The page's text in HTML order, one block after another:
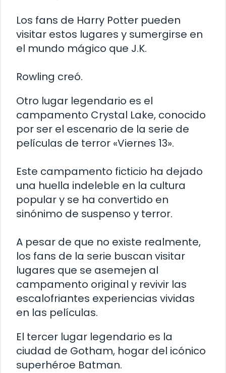
Los fans de Harry Potter pueden
visitar estos lugares y sumergirse en
el mundo mágico que J.K.
Rowling creó.
Otro lugar legendario es el
campamento Crystal Lake, conocido
por ser el escenario de la serie de
películas de terror «Viernes 13».
Este campamento ficticio ha dejado
una huella indeleble en la cultura
popular y se ha convertido en
sinónimo de suspenso y terror.
A pesar de que no existe realmente,
los fans de la serie buscan visitar
lugares que se asemejen al
campamento original y revivir las
escalofriantes experiencias vividas
en las películas.
El tercer lugar legendario es la
ciudad de Gotham, hogar del icónico
superhéroe Batman.